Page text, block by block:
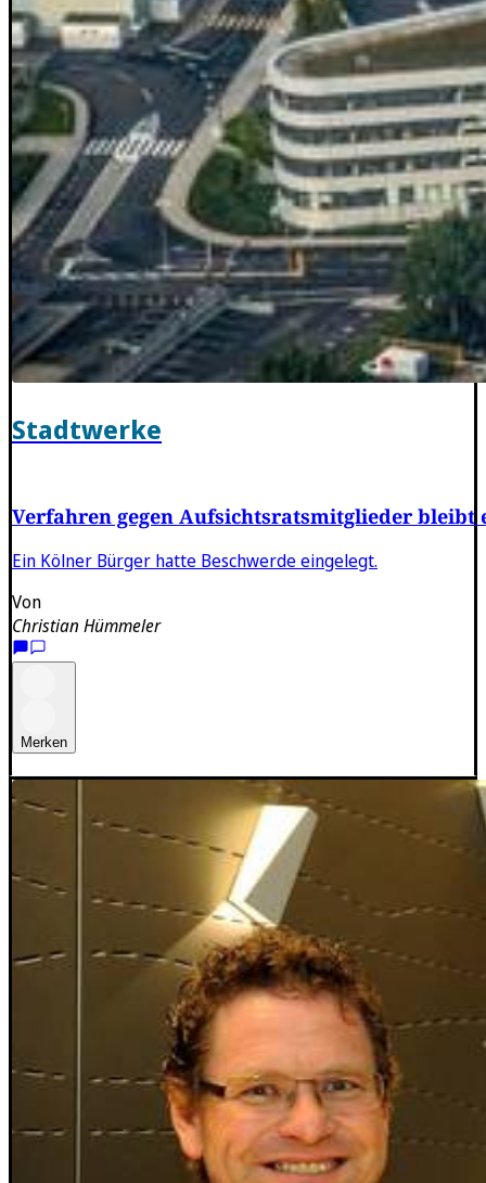
Stadtwerke
Verfahren gegen Aufsichtsratsmitglieder bleibt
Ein Kölner Bürger hatte Beschwerde eingelegt.
Von
Christian Hümmeler
Merken